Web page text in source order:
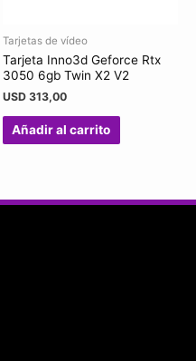
Tarjetas de vídeo
Tarjeta Inno3d Geforce Rtx
3050 6gb Twin X2 V2
USD 313,00
Añadir al carrito